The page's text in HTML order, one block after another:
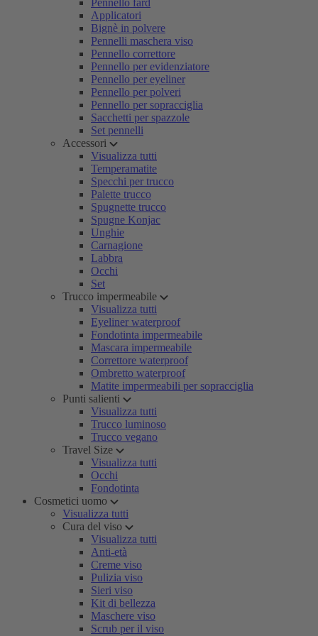
Pennello fard
Applicatori
Bignè in polvere
Pennelli maschera viso
Pennello correttore
Pennello per evidenziatore
Pennello per eyeliner
Pennello per polveri
Pennello per sopracciglia
Sacchetti per spazzole
Set pennelli
Accessori
Visualizza tutti
Temperamatite
Specchi per trucco
Palette trucco
Spugnette trucco
Spugne Konjac
Unghie
Carnagione
Labbra
Occhi
Set
Trucco impermeabile
Visualizza tutti
Eyeliner waterproof
Fondotinta impermeabile
Mascara impermeabile
Correttore waterproof
Ombretto waterproof
Matite impermeabili per sopracciglia
Punti salienti
Visualizza tutti
Trucco luminoso
Trucco vegano
Travel Size
Visualizza tutti
Occhi
Fondotinta
Cosmetici uomo
Visualizza tutti
Cura del viso
Visualizza tutti
Anti-età
Creme viso
Pulizia viso
Sieri viso
Kit di bellezza
Maschere viso
Scrub per il viso